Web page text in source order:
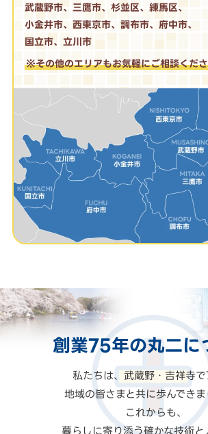
武蔵野市、三鷹市、杉並区、練馬区、
小金井市、西東京市、調布市、府中市、
国立市、立川市
※その他のエリアもお気軽にご相談くだ
創業75年の丸二に
私たちは、武蔵野・吉祥寺で
地域の皆さまと共に歩んできま
これからも、
暮らしに寄り添う確かな技術と